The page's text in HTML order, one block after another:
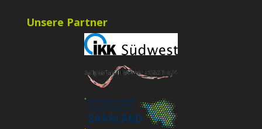
Unsere Partner